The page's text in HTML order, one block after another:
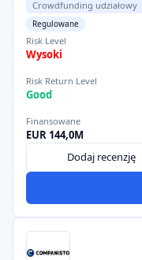
Crowdfunding udziałowy
Regulowane
Risk Level
Wysoki
Risk Return Level
Good
Finansowane
EUR 144,0M
Dodaj recenzję